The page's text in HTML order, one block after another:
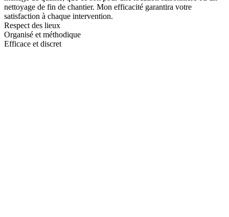
nettoyage de fin de chantier. Mon efficacité garantira votre
satisfaction à chaque intervention.
Respect des lieux
Organisé et méthodique
Efficace et discret